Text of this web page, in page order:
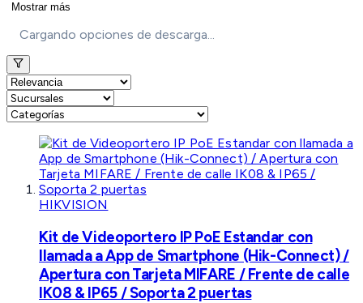
Mostrar más
Cargando opciones de descarga...
HIKVISION
Kit de Videoportero IP PoE Estandar con
llamada a App de Smartphone (Hik-Connect) /
Apertura con Tarjeta MIFARE / Frente de calle
IK08 & IP65 / Soporta 2 puertas